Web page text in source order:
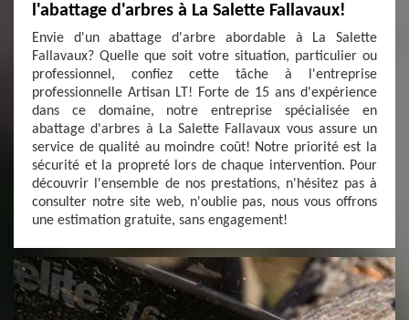
l'abattage d'arbres à La Salette Fallavaux!
Envie d'un abattage d'arbre abordable à La Salette
Fallavaux? Quelle que soit votre situation, particulier ou
professionnel, confiez cette tâche à l'entreprise
professionnelle Artisan LT! Forte de 15 ans d'expérience
dans ce domaine, notre entreprise spécialisée en
abattage d'arbres à La Salette Fallavaux vous assure un
service de qualité au moindre coût! Notre priorité est la
sécurité et la propreté lors de chaque intervention. Pour
découvrir l'ensemble de nos prestations, n'hésitez pas à
consulter notre site web, n'oublie pas, nous vous offrons
une estimation gratuite, sans engagement!